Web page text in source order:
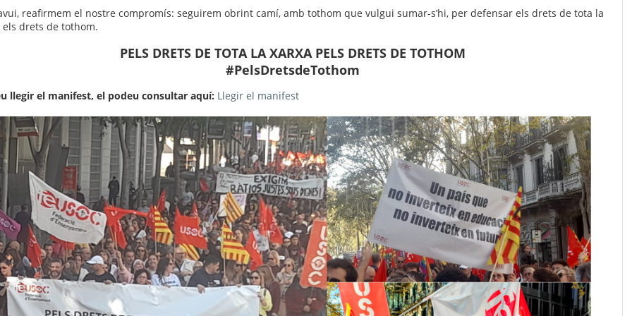
reafirmem el nostre compromís: seguirem obrint camí, amb tothom que vulgui sumar-s’hi, per defensar els drets de tota la
els drets de tothom.
PELS DRETS DE TOTA LA XARXA PELS DRETS DE TOTHOM
#PelsDretsdeTothom
llegir el manifest, el podeu consultar aquí: Llegir el manifest
1 d’agost2 d’agost
d’agost
8 d’agost9 d’agost
d’agost
15 d’agost16 d’agost